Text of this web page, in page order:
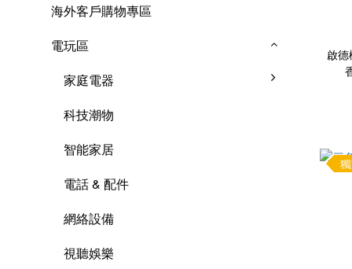
海外客戶購物專區
電玩區
家庭電器
科技潮物
智能家居
電話 & 配件
網絡設備
視聽娛樂
啟德